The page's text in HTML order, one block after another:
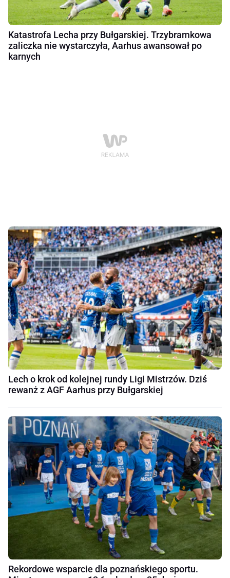
Katastrofa Lecha przy Bułgarskiej. Trzybramkowa
zaliczka nie wystarczyła, Aarhus awansował po
karnych
Lech o krok od kolejnej rundy Ligi Mistrzów. Dziś
rewanż z AGF Aarhus przy Bułgarskiej
Rekordowe wsparcie dla poznańskiego sportu.